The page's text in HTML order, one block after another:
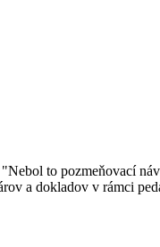
to pozmeňovací
a dokladov v rámci